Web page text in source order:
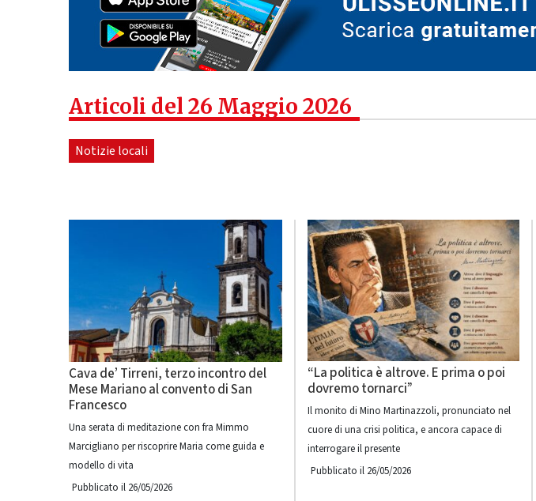
Articoli del 26 Maggio 2026
Notizie locali
Cava de’ Tirreni, terzo incontro del
Mese Mariano al convento di San
Francesco
Una serata di meditazione con fra Mimmo
Marcigliano per riscoprire Maria come guida e
modello di vita
Pubblicato il 26/05/2026
“La politica è altrove. E prima o poi
dovremo tornarci”
Il monito di Mino Martinazzoli, pronunciato nel
cuore di una crisi politica, e ancora capace di
interrogare il presente
Pubblicato il 26/05/2026